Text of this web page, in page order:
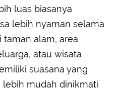
luas biasanya
lebih nyaman selama
taman alam, area
atau wisata
suasana yang
mudah dinikmati